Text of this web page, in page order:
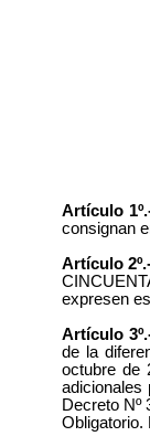
Artículo
consignan
Artículo
expresen
Artículo
de la
octubre de
adicionales
Decreto Nº
Obligatorio.